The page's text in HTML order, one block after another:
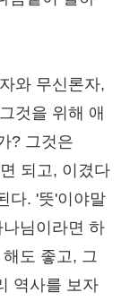
와 무신론자,
것을 위해 애
? 그것은
되고, 이겼다
다. '뜻'이야말
님이라면 하
도 좋고, 그
역사를 보자